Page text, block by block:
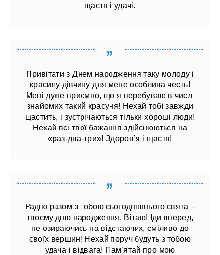
щастя і удачі.
Привітати з Днем народження таку молоду і
красиву дівчину для мене особлива честь!
Мені дуже приємно, що я перебуваю в числі
знайомих такий красуня! Нехай тобі завжди
щастить, і зустрічаються тільки хороші люди!
Нехай всі твої бажання здійснюються на
«раз-два-три»! Здоров’я і щастя!
Радію разом з тобою сьогоднішнього свята –
твоєму дню народження. Вітаю! Іди вперед,
не озираючись на відстаючих, сміливо до
своїх вершин! Нехай поруч будуть з тобою
удача і відвага! Пам’ятай про мою